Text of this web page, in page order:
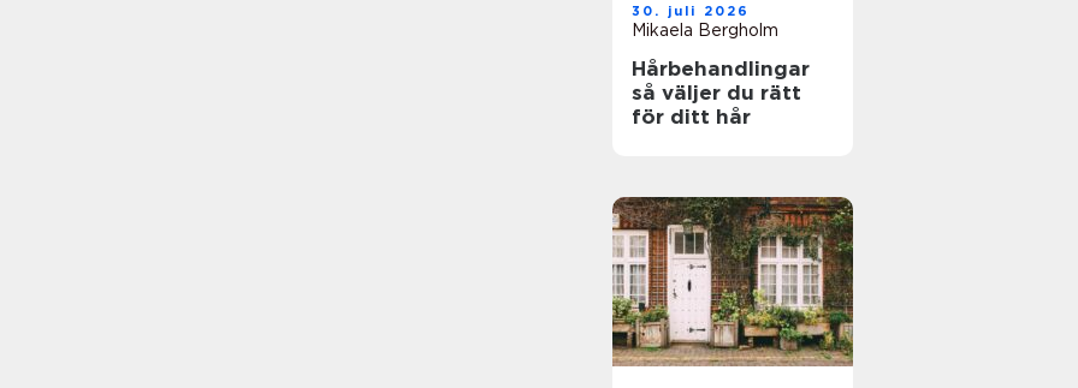
30. juli 2026
Mikaela Bergholm
Hårbehandlingar
så väljer du rätt
för ditt hår